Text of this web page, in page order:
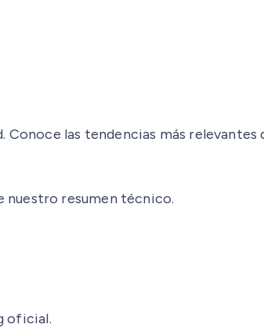
las tendencias más relevantes
nuestro resumen técnico.
oficial.